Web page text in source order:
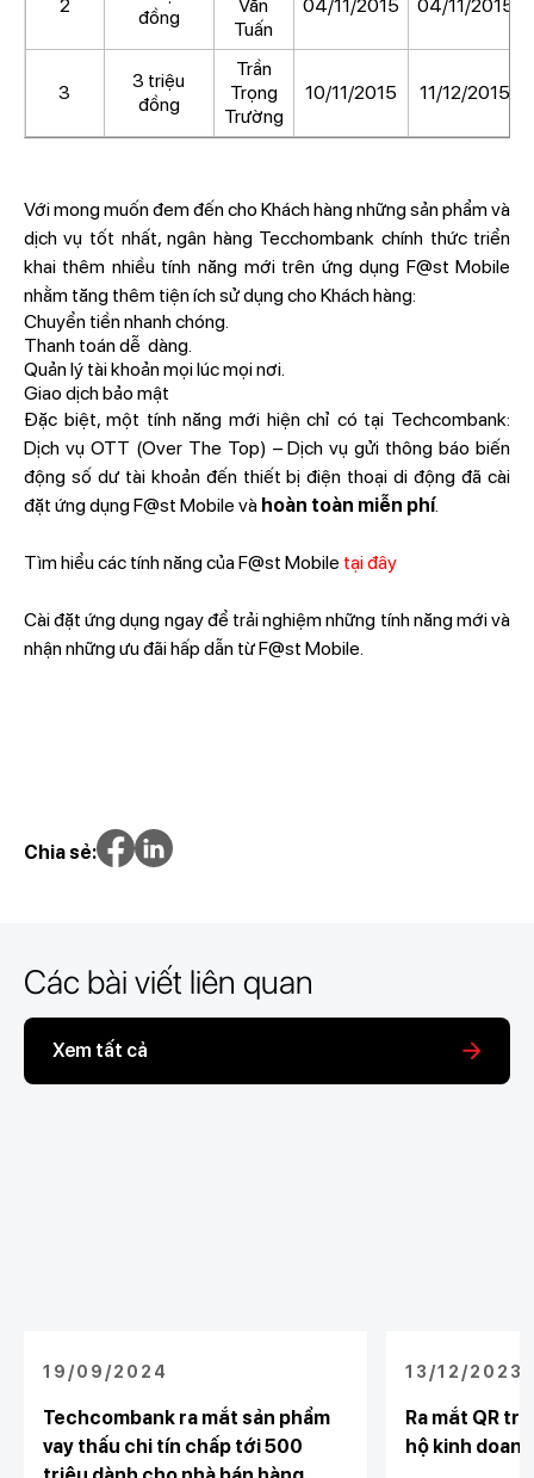
2
đồng
Văn
Tuấn
04/11/2015 04/11/2015
3
3 triệu
đồng
Trần
Trọng
Trường
10/11/2015 11/12/2015
Với mong muốn đem đến cho Khách hàng những sản phẩm và
dịch vụ tốt nhất, ngân hàng Tecchombank chính thức triển
khai thêm nhiều tính năng mới trên ứng dụng F@st Mobile
nhằm tăng thêm tiện ích sử dụng cho Khách hàng:
Chuyển tiền nhanh chóng.
Thanh toán dễ dàng.
Quản lý tài khoản mọi lúc mọi nơi.
Giao dịch bảo mật
Đặc biệt, một tính năng mới hiện chỉ có tại Techcombank:
Dịch vụ OTT (Over The Top) – Dịch vụ gửi thông báo biến
động số dư tài khoản đến thiết bị điện thoại di động đã cài
đặt ứng dụng F@st Mobile và hoàn toàn miễn phí.
Tìm hiểu các tính năng của F@st Mobile tại đây
Cài đặt ứng dụng ngay để trải nghiệm những tính năng mới và
nhận những ưu đãi hấp dẫn từ F@st Mobile.
Chia sẻ:
Các bài viết liên quan
Xem tất cả
19/09/2024
Techcombank ra mắt sản phẩm
vay thấu chi tín chấp tới 500
13/12/2023
Ra mắt QR
hộ kinh doanh